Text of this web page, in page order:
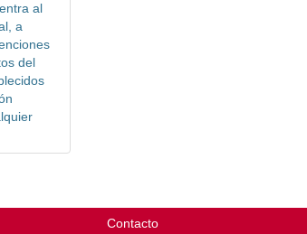
al
a
del
Contacto